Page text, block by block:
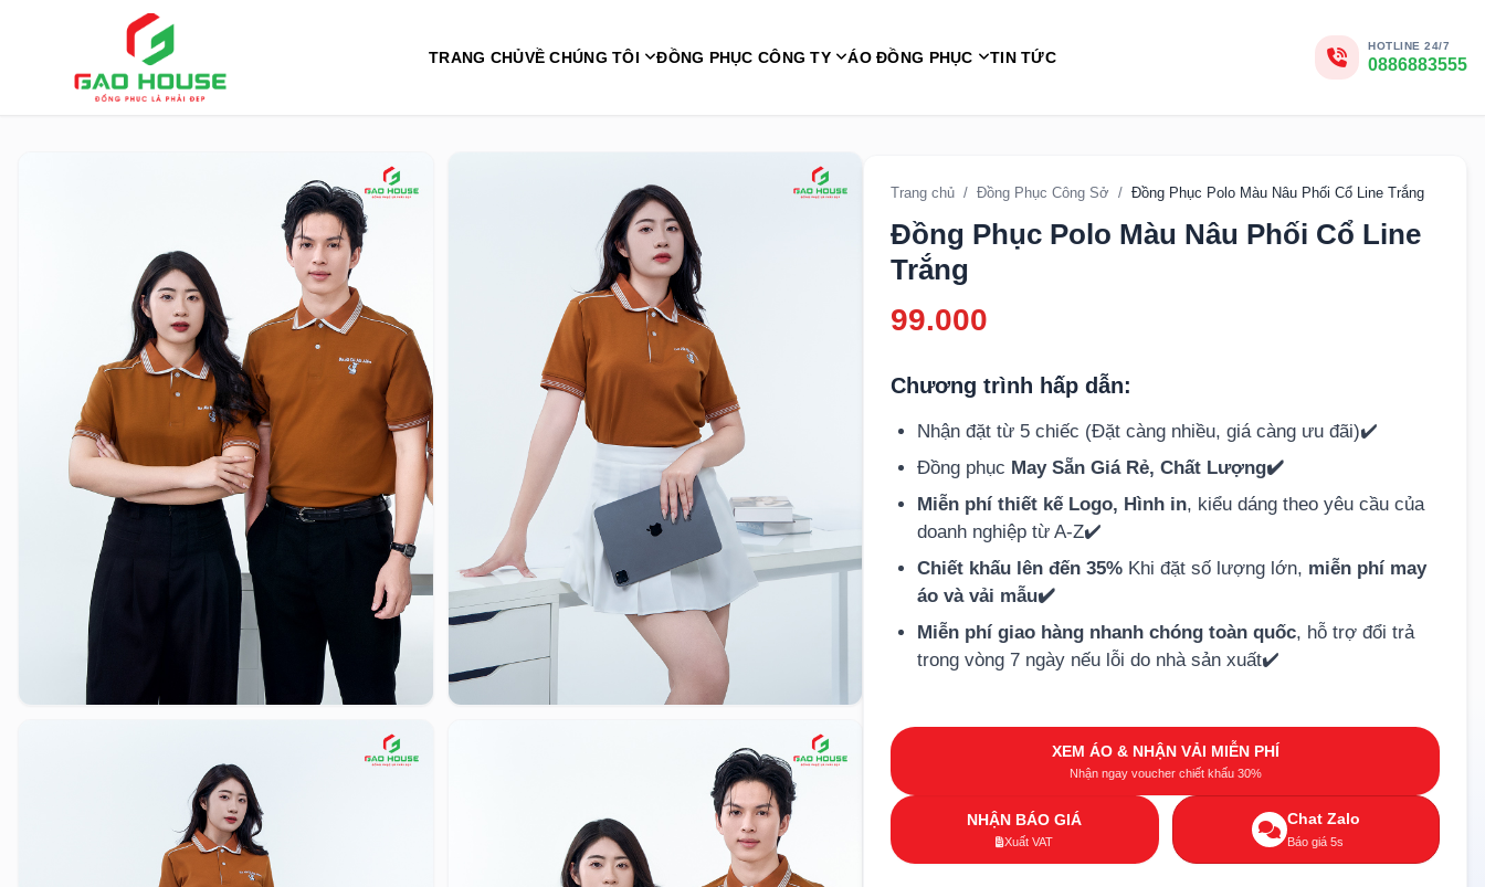
TRANG CHỦVỀ CHÚNG TÔI ĐỒNG PHỤC CÔNG TY ÁO ĐỒNG PHỤC TIN TỨC
HOTLINE 24/7
0886883555
Trang chủ / Đồng Phục Công Sở / Đồng Phục Polo Màu Nâu Phối Cổ Line Trắng
Đồng Phục Polo Màu Nâu Phối Cổ Line
Trắng
99.000
Chương trình hấp dẫn:
Nhận đặt từ 5 chiếc (Đặt càng nhiều, giá càng ưu đãi)✔️
Đồng phục May Sẵn Giá Rẻ, Chất Lượng✔️
Miễn phí thiết kế Logo, Hình in, kiểu dáng theo yêu cầu của
doanh nghiệp từ A-Z✔️
Chiết khấu lên đến 35% Khi đặt số lượng lớn, miễn phí may
áo và vải mẫu✔️
Miễn phí giao hàng nhanh chóng toàn quốc, hỗ trợ đổi trả
trong vòng 7 ngày nếu lỗi do nhà sản xuất✔️
XEM ÁO & NHẬN VẢI MIỄN PHÍ
Nhận ngay voucher chiết khấu 30%
NHẬN BÁO GIÁ
Xuất VAT
Chat Zalo
Báo giá 5s